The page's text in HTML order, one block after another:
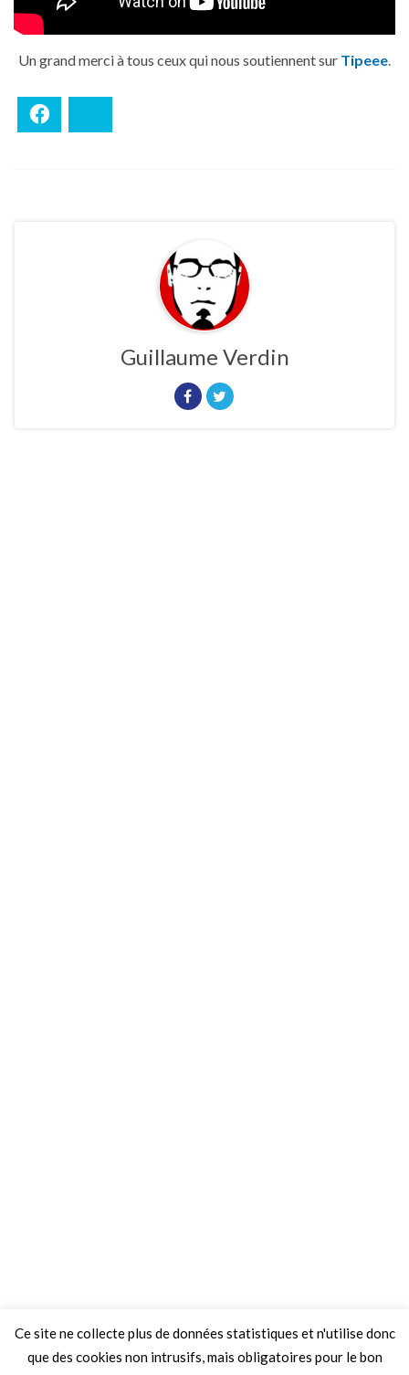
Un grand merci à tous ceux qui nous soutiennent sur Tipeee.
Guillaume Verdin
Ce site ne collecte plus de données statistiques et n'utilise donc
que des cookies non intrusifs, mais obligatoires pour le bon